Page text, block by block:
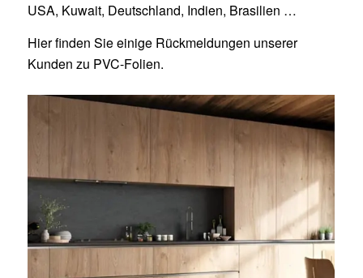
USA, Kuwait, Deutschland, Indien, Brasilien …
Hier finden Sie einige Rückmeldungen unserer
Kunden zu PVC-Folien.